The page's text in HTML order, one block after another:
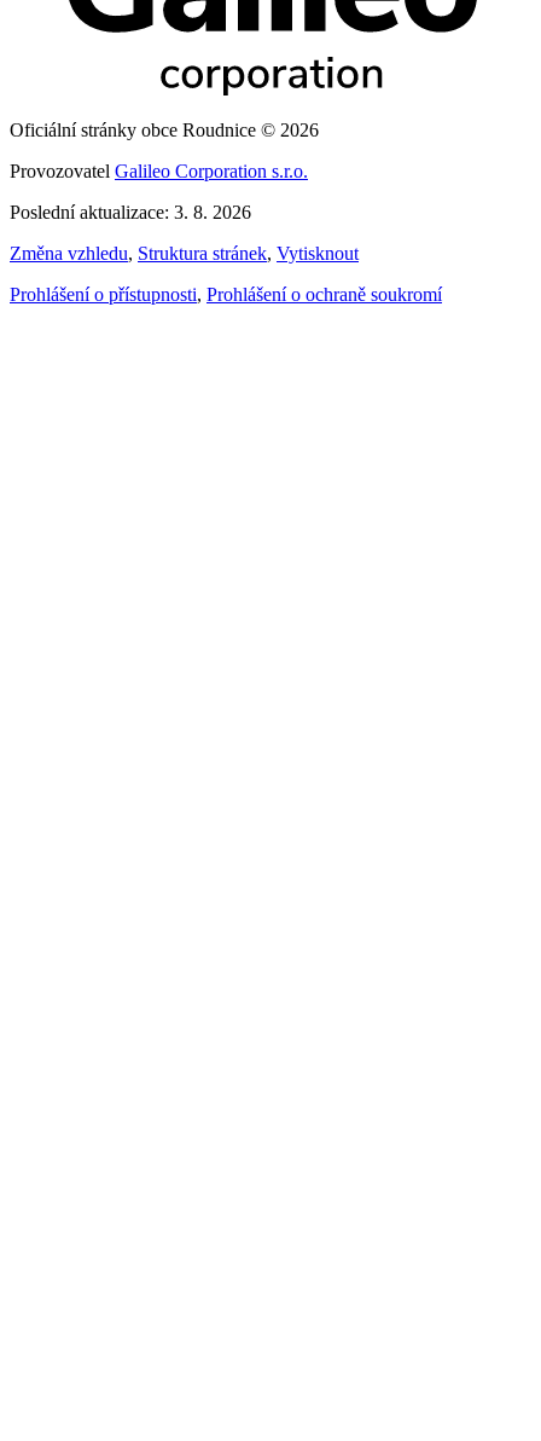
Oficiální stránky obce Roudnice © 2026
Provozovatel Galileo Corporation s.r.o.
Poslední aktualizace: 3. 8. 2026
Změna vzhledu, Struktura stránek, Vytisknout
Prohlášení o přístupnosti, Prohlášení o ochraně soukromí